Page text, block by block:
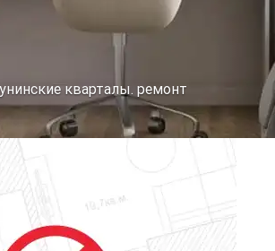
кварталы. ремонт